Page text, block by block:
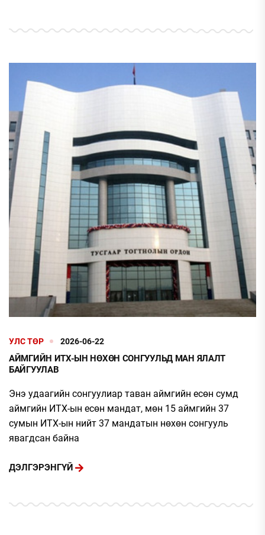
УЛС ТӨР 2026-06-22
АЙМГИЙН ИТХ-ЫН НӨХӨН СОНГУУЛЬД МАН ЯЛАЛТ
БАЙГУУЛАВ
Энэ удаагийн сонгуулиар таван аймгийн есөн сумд
аймгийн ИТХ-ын есөн мандат, мөн 15 аймгийн 37
сумын ИТХ-ын нийт 37 мандатын нөхөн сонгууль
явагдсан байна
ДЭЛГЭРЭНГҮЙ